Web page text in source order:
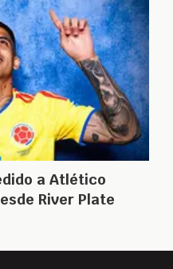
a Atlético
River Plate